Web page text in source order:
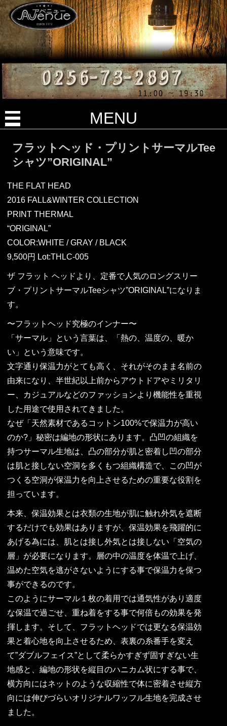
MENU
フラットヘッド・プリントサーマルTee
シャツ”ORIGINAL”
THE FLAT HEAD
2016 FALL&WINTER COLLECTION
PRINT THERMAL
“ORIGINAL”
COLOR:WHITE / GRAY / BLACK
9,500円 Lot:THLC-005
ザ フラット ヘッドより、定番で人気のロングスリー
ブ・プリントサーマルTeeシャツ”ORIGINAL”になりま
す。
〜フラットヘッド究極のインナー〜
「サーマル」という言葉は、「熱の、温度の、暖か
い」という意味です。
文字通り保温力がとても高く、それがそのまま名前の
由来になり、半世紀以上前からアウトドアやミリタリ
ー、カジュアルなどのファッションより機能性を重視
した用途で使用されてきました。
なぜ「天然素材であるコットン100%で保温力が高い
のか?」秘密は編地の形状にあります。凸凹の組織を
持つサーマル生地は、凸の部分が肌と密着し凹の部分
は肌と接しない空洞を多くもつ組織構造で、この凹が
つくる空洞が保温力を向上させるための重要な役割を
担っています。
本来、保温効果とは衣類の生地が肌に触れ外気を遮断
するだけでも効果はありますが、保温効果を飛躍的に
あげる為には、肌とは接し外気とは接しない「空気の
層」が必要になります。層の中の温度を体温で上げ、
温めた空気を逃がさないようにする事で保温力を保つ
事ができるのです。
このようにサーマル１枚の着用では通気性があり適度
な保温で過ごせ、重ね着をする事で何倍もの効果を発
揮します。そして、フラットヘッドでは更なる保温効
果と着心地を向上させるため、表裏の糸番手を変え
て”ダブルフェイス”として柔らかすぎず固すぎない生
地感と、編地の形状を縦目のハニカム状にする事で、
横方向にはネットのような収縮性で体に密着させ縦方
向には伸びづらいオリジナルワッフル生地を完成させ
ました。